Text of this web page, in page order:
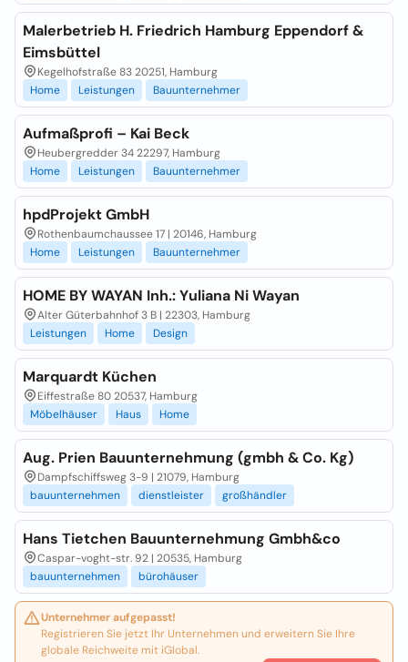
Malerbetrieb H. Friedrich Hamburg Eppendorf &
Eimsbüttel
Kegelhofstraße 83 20251, Hamburg
Home
Leistungen Bauunternehmer
Aufmaßprofi – Kai Beck
Heubergredder 34 22297, Hamburg
Home
Leistungen Bauunternehmer
hpdProjekt GmbH
Rothenbaumchaussee 17 | 20146, Hamburg
Home
Leistungen Bauunternehmer
HOME BY WAYAN Inh.: Yuliana Ni Wayan
Alter Güterbahnhof 3 B | 22303, Hamburg
Leistungen
Home Design
Marquardt Küchen
Eiffestraße 80 20537, Hamburg
Möbelhäuser
Haus Home
Aug. Prien Bauunternehmung (gmbh & Co. Kg)
Dampfschiffsweg 3-9 | 21079, Hamburg
bauunternehmen
dienstleister großhändler
Hans Tietchen Bauunternehmung Gmbh&co
Caspar-voght-str. 92 | 20535, Hamburg
bauunternehmen
bürohäuser
Unternehmer aufgepasst!
Registrieren Sie jetzt Ihr Unternehmen und erweitern Sie Ihre
globale Reichweite mit iGlobal.